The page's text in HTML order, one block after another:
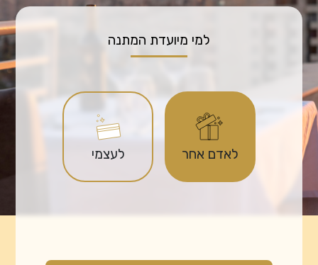
למי מיועדת המתנה
לאדם אחר לעצמי